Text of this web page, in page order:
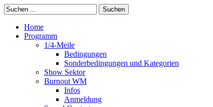
Suchen
Home
Programm
1/4-Meile
Bedingungen
Sonderbedingungen und Kategorien
Show Sektor
Burnout WM
Infos
Anmeldung